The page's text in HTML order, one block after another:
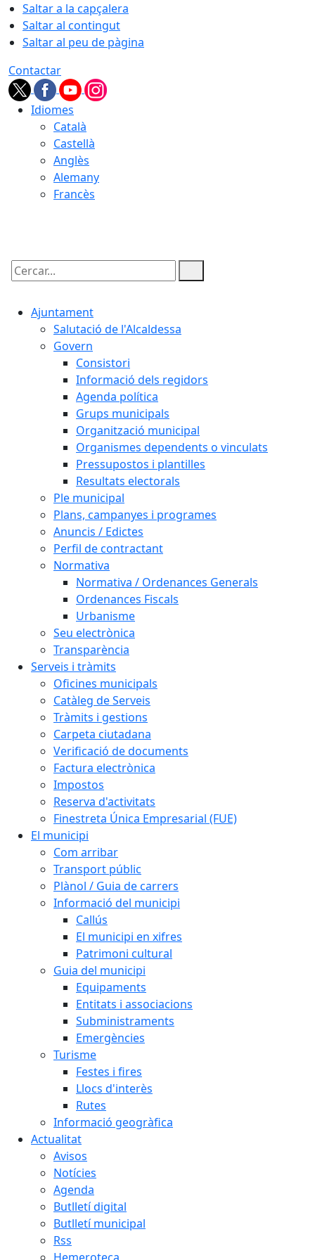
Saltar a la capçalera
Saltar al contingut
Saltar al peu de pàgina
Contactar
Idiomes
Català
Castellà
Anglès
Alemany
Francès
Cercar:
Ajuntament
Salutació de l'Alcaldessa
Govern
Consistori
Informació dels regidors
Agenda política
Grups municipals
Organització municipal
Organismes dependents o vinculats
Pressupostos i plantilles
Resultats electorals
Ple municipal
Plans, campanyes i programes
Anuncis / Edictes
Perfil de contractant
Normativa
Normativa / Ordenances Generals
Ordenances Fiscals
Urbanisme
Seu electrònica
Transparència
Serveis i tràmits
Oficines municipals
Catàleg de Serveis
Tràmits i gestions
Carpeta ciutadana
Verificació de documents
Factura electrònica
Impostos
Reserva d'activitats
Finestreta Única Empresarial (FUE)
El municipi
Com arribar
Transport públic
Plànol / Guia de carrers
Informació del municipi
Callús
El municipi en xifres
Patrimoni cultural
Guia del municipi
Equipaments
Entitats i associacions
Subministraments
Emergències
Turisme
Festes i fires
Llocs d'interès
Rutes
Informació geogràfica
Actualitat
Avisos
Notícies
Agenda
Butlletí digital
Butlletí municipal
Rss